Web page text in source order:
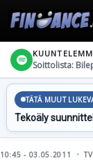
Soittolista:
TÄTÄ MUUT
Tekoäly
10:45 - 03.05.2011